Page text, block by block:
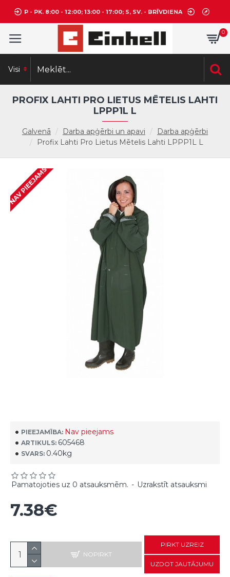
P - PK. 8:00 - 12:00; 13:00 - 17:00; S, SV. - BRĪVDIENA
0
Visi
Galvenā Darba apģērbi un apavi
Darba apģērbi
Profix Lahti Pro Lietus Mētelis Lahti LPPP1L L
PROFIX LAHTI PRO LIETUS MĒTELIS LAHTI
LPPP1L L
NAV PIEEJAMS
PIEEJAMĪBA: Nav pieejams
ARTIKULS: 605468
SVARS: 0.40kg
Pamatojoties uz 0 atsauksmēm. - Uzrakstīt atsauksmi
7.38€
NOPIRKT
PIRKT UZREIZ
UZDOT JAUTĀJUMU